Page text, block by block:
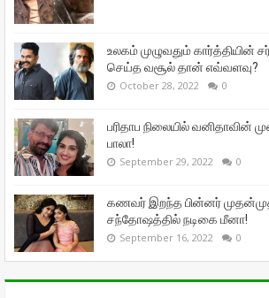
உலகம் முழுவதும் கார்த்தியின்
செய்த வசூல் தான் எவ்வளவு?
October 28, 2022 0
பரிதாப நிலையில் வனிதாவின்
பாலா!
September 29, 2022 0
கணவர் இறந்த பின்னர்
சந்தோஷத்தில் நடிகை மீனா!
September 16, 2022 0